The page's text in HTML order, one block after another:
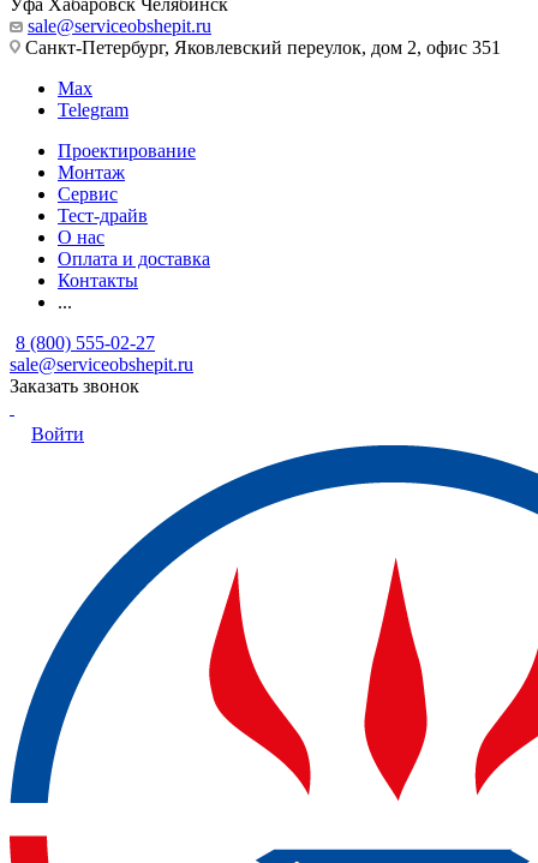
Уфа Хабаровск Челябинск
sale@serviceobshepit.ru
Санкт-Петербург, Яковлевский переулок, дом 2, офис 351
Max
Telegram
Проектирование
Монтаж
Сервис
Тест-драйв
О нас
Оплата и доставка
Контакты
...
8 (800) 555-02-27
sale@serviceobshepit.ru
Заказать звонок
Войти